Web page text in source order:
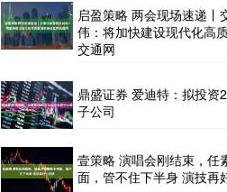
启盈策略 两会现场速递丨
伟：将加快建设现代化高
交通网
鼎盛证券 爱迪特：拟投资
子公司
壹策略 演唱会刚结束，任
面，管不住下半身 演技再